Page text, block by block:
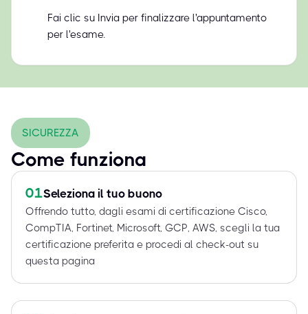
Fai clic su Invia per finalizzare l'appuntamento
per l'esame.
SICUREZZA
Come funziona
01Seleziona il tuo buono
Offrendo tutto, dagli esami di certificazione Cisco,
CompTIA, Fortinet, Microsoft, GCP, AWS, scegli la tua
certificazione preferita e procedi al check-out su
questa pagina